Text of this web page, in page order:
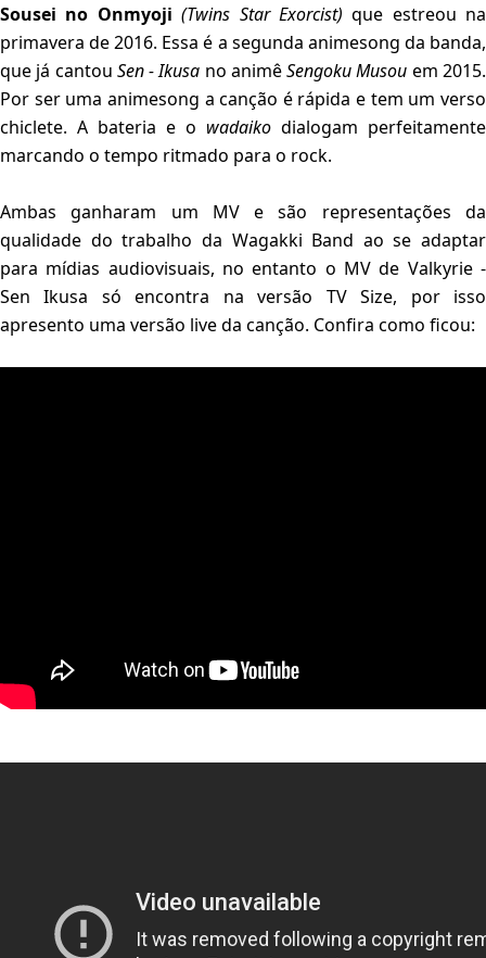
Sousei no Onmyoji(Twins Star Exorcist) que estreou na
primavera de 2016. Essa é a segunda animesong da banda,
que já cantou Sen - Ikusa no animêSengoku Musou em 2015.
Por ser uma animesong a canção é rápida e tem um verso
chiclete. A bateria e o wadaiko dialogam perfeitamente
marcando o tempo ritmado para o rock.
Ambas ganharam um MV e são representações da
qualidade do trabalho da Wagakki Band ao se adaptar
para mídias audiovisuais, no entanto o MV de Valkyrie -
Sen Ikusa só encontra na versão TV Size, por isso
apresento uma versão live da canção. Confira como ficou: